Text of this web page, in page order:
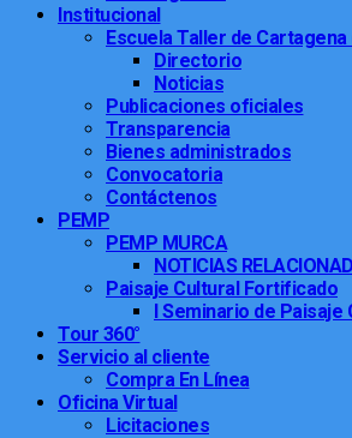
Institucional
Escuela Taller de Cartagena
Directorio
Noticias
Publicaciones oficiales
Transparencia
Bienes administrados
Convocatoria
Contáctenos
PEMP
PEMP MURCA
NOTICIAS
Paisaje Cultural Fortificado
I Seminario de Paisaje
Tour 360°
Servicio al cliente
Compra En Línea
Oficina Virtual
Licitaciones